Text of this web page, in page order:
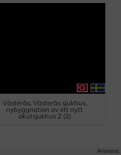
Västerås, Västerås sjukhus,
nybyggnation av ett nytt
akutsjukhus 2 (2)
Annons